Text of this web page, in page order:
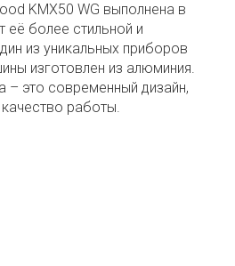
KMX50 WG выполнена в
её более стильной и
из уникальных приборов
изготовлен из алюминия.
– это современный дизайн,
работы.